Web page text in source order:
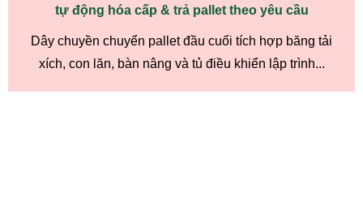
tự động hóa cấp & trả pallet theo yêu cầu
Dây chuyền chuyển pallet đầu cuối tích hợp băng tải
xích, con lăn, bàn nâng và tủ điều khiển lập trình...